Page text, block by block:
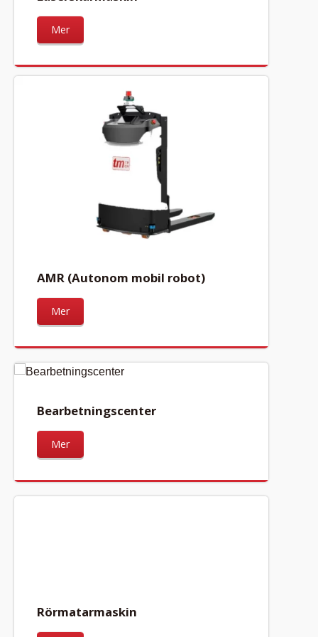
Mer
AMR (Autonom mobil robot)
Mer
Bearbetningscenter
Mer
Rörmatarmaskin